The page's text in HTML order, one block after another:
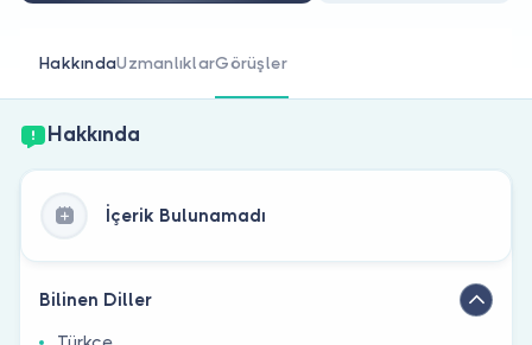
HakkındaUzmanlıklarGörüşler
Hakkında
İçerik Bulunamadı
Bilinen Diller